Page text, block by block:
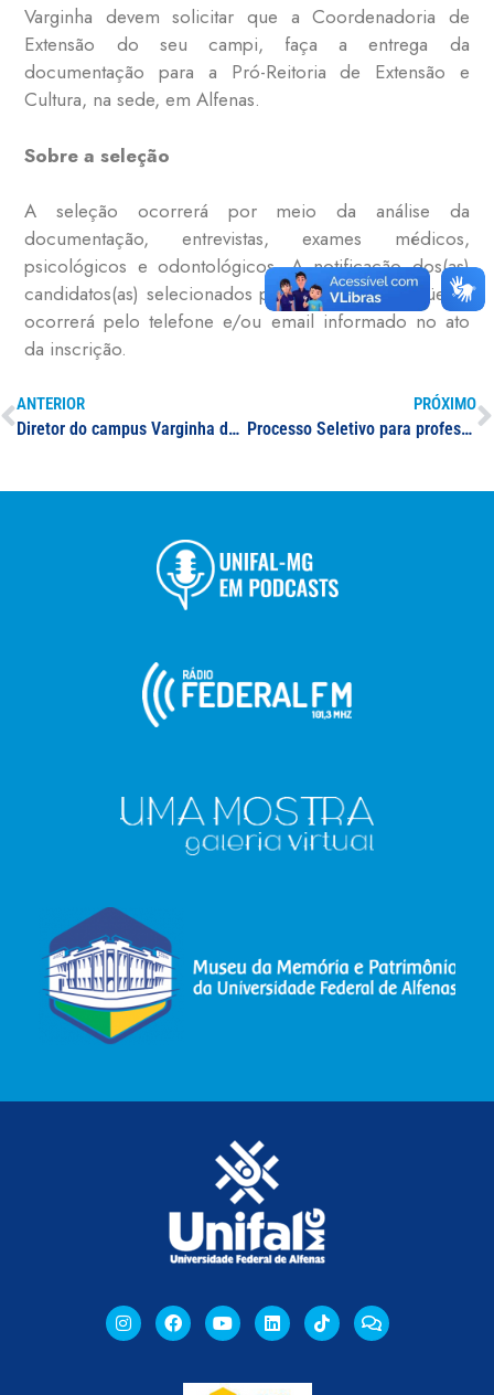
Varginha devem solicitar que a Coordenadoria de
Extensão do seu campi, faça a entrega da
documentação para a Pró-Reitoria de Extensão e
Cultura, na sede, em Alfenas.
Sobre a seleção
A seleção ocorrerá por meio da análise da
documentação, entrevistas, exames médicos,
psicológicos e odontológicos. A notificação dos(as)
candidatos(as) selecionados para a etapa subseqüente
ocorrerá pelo telefone e/ou email informado no ato
da inscrição.
ANTERIOR
Diretor do campus Varginha da UNIFAL-MG comenta recepção aos alunos das escolas na Universidade; evento repercute na mídia local
PRÓXIMO
Processo Seletivo para professor(a) substituto(a) de Medicina